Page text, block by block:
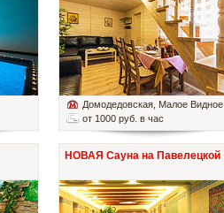
Домодедовская , Малое Видное
от 1000 руб. в час
НОВАЯ Сауна на Павелецкой